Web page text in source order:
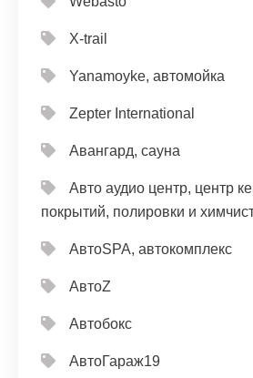
X-trail
Yanamoyke, автомойка
Zepter International
Авангард, сауна
Авто аудио центр, центр
покрытий, полировки и
АвтоSPA, автокомплекс
АвтоZ
Автобокс
АвтоГараж19